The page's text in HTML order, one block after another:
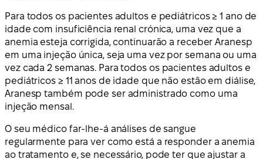
Para todos os pacientes adultos e pediátricos ≥ 1 ano de
idade com insuficiência renal crónica, uma vez que a
anemia esteja corrigida, continuarão a receber Aranesp
em uma injeção única, seja uma vez por semana ou uma
vez cada 2 semanas. Para todos os pacientes adultos e
pediátricos ≥ 11 anos de idade que não estão em diálise,
Aranesp também pode ser administrado como uma
injeção mensal.
O seu médico far-lhe-á análises de sangue
regularmente para ver como está a responder a anemia
ao tratamento e, se necessário, pode ter que ajustar a